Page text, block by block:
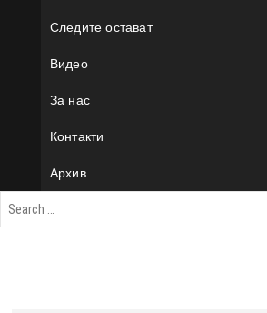
Следите остават
Видео
За нас
Контакти
Архив